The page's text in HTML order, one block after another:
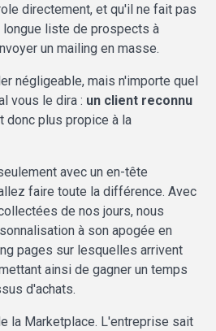
directement, et qu'il ne fait pas
longue liste de prospects à
un mailing en masse.
négligeable, mais n'importe quel
vous le dira : un client reconnu
donc plus propice à la
avec un en-tête
faire toute la différence. Avec
de nos jours, nous
à son apogée en
pages sur lesquelles arrivent
ainsi de gagner un temps
d'achats.
la Marketplace. L'entreprise sait